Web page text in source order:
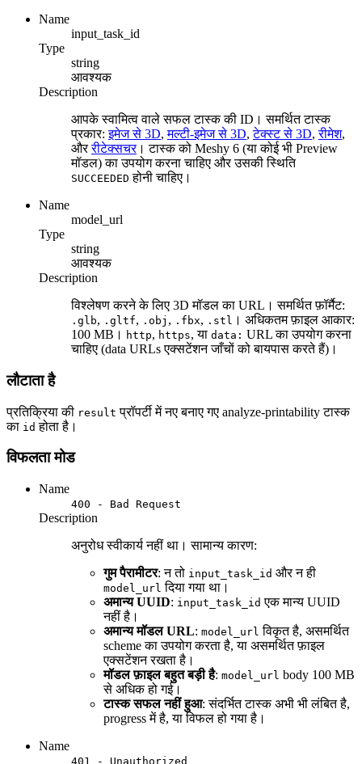
Name
input_task_id
Type
string
आवश्यक
Description
आपके स्वामित्व वाले सफल टास्क की ID। समर्थित टास्क
प्रकार:इमेज से 3D,मल्टी-इमेज से 3D,टेक्स्ट से 3D,रीमेश,
औररीटेक्सचर। टास्क को Meshy 6 (या कोई भी Preview
मॉडल) का उपयोग करना चाहिए और उसकी स्थिति
SUCCEEDED होनी चाहिए।
Name
model_url
Type
string
आवश्यक
Description
विश्लेषण करने के लिए 3D मॉडल का URL। समर्थित फ़ॉर्मैट:
.glb, .gltf, .obj , .fbx, .stl । अधिकतम फ़ाइल आकार:
100 MB।
http, https, या data: URL का उपयोग करना
चाहिए (data URLs एक्सटेंशन जाँचों को बायपास करते हैं)।
लौटाता है
प्रतिक्रिया की result प्रॉपर्टी में नए बनाए गए analyze-printability टास्क
का id होता है।
विफलता मोड
Name
400 - Bad Request
Description
अनुरोध स्वीकार्य नहीं था। सामान्य कारण:
गुम पैरामीटर: न तो input_task_id और न ही
model_url दिया गया था।
अमान्य UUID: input_task_id एक मान्य UUID
नहीं है।
अमान्य मॉडल URL: model_url विकृत है, असमर्थित
scheme का उपयोग करता है, या असमर्थित फ़ाइल
एक्सटेंशन रखता है।
मॉडल फ़ाइल बहुत बड़ी है: model_url body 100 MB
से अधिक हो गई।
टास्क सफल नहीं हुआ: संदर्भित टास्क अभी भी लंबित है,
progress में है, या विफल हो गया है।
Name
401 - Unauthorized